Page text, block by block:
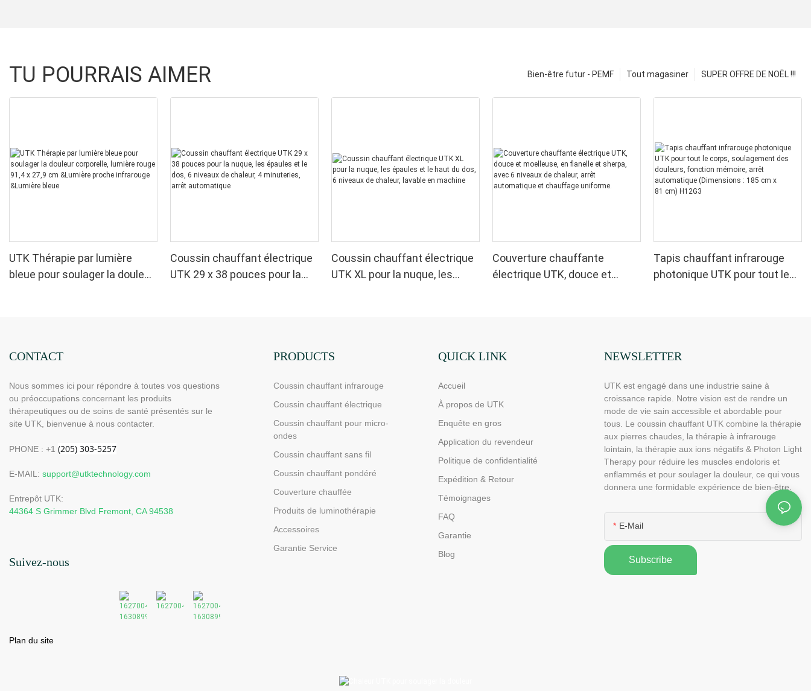
TU POURRAIS AIMER SUPER OFFRE DE NOËL !!!
Tout magasiner
Bien-être futur - PEMF
UTK Thérapie par lumière
bleue pour soulager la douleur
Coussin chauffant électrique
UTK 29 x 38 pouces pour la
Coussin chauffant électrique
UTK XL pour la nuque, les
Couverture chauffante
électrique UTK, douce et
Tapis chauffant infrarouge
photonique UTK pour tout le
81 cm) H12G3
CONTACT
Nous sommes ici pour répondre à toutes vos questions
ou préoccupations concernant les produits
thérapeutiques ou de soins de santé présentés sur le
site UTK, bienvenue à nous contacter.
PHONE : +1
E-MAIL: support@utktechnology.com
Entrepôt UTK:
44364 S Grimmer Blvd Fremont, CA 94538
Suivez-nous
Plan du site
PRODUCTS
Coussin chauffant infrarouge
Coussin chauffant électrique
Coussin chauffant pour micro-
ondes
Coussin chauffant sans fil
Coussin chauffant pondéré
Couverture chauffée
Produits de luminothérapie
Accessoires
Garantie Service
QUICK LINK
Accueil
À propos de UTK
Enquête en gros
Application du revendeur
Politique de confidentialité
Expédition & Retour
Témoignages
FAQ
Garantie
Blog
NEWSLETTER
UTK est engagé dans une industrie saine à
croissance rapide. Notre vision est de rendre un
mode de vie sain accessible et abordable pour
tous. Le coussin chauffant UTK combine la thérapie
aux pierres chaudes, la thérapie à infrarouge
lointain, la thérapie aux ions négatifs & Photon Light
Therapy pour réduire les muscles endoloris et
enflammés et pour soulager la douleur, ce qui vous
donnera une formidable expérience de bien-être.
E-Mail
Subscribe